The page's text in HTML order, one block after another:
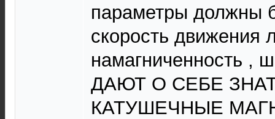
параметры должны
скорость движения
намагниченность ,
ДАЮТ О СЕБЕ
КАТУШЕЧНЫЕ